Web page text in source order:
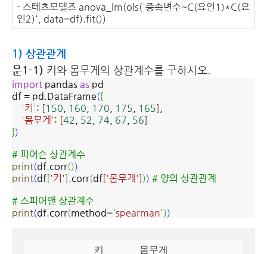
- 스테츠모델즈 anova_lm(ols('종속변수~C(요인1)*C(요
인2)', data=df).fit())
1) 상관관계
문1-1) 키와 몸무게의 상관계수를 구하시오.
import pandas as pd
df = pd.DataFrame({
'키': [150 160 170 175 165]
'몸무게': [42 52 74 67 56]
})
# 피어슨 상관계수
print(df.corr())
print(df['키'].corr(df['몸무게'])) # 양의 상관관계
# 스피어맨 상관계수
print(df.corr(method='spearman'))